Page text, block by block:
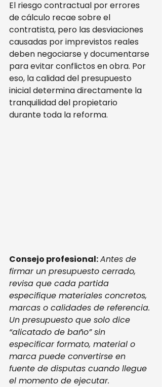
El riesgo contractual por errores
de cálculo recae sobre el
contratista, pero las desviaciones
causadas por imprevistos reales
deben negociarse y documentarse
para evitar conflictos en obra. Por
eso, la calidad del presupuesto
inicial determina directamente la
tranquilidad del propietario
durante toda la reforma.
Consejo profesional:Antes de
firmar un presupuesto cerrado,
revisa que cada partida
especifique materiales concretos,
marcas o calidades de referencia.
Un presupuesto que solo dice
“alicatado de baño” sin
especificar formato, material o
marca puede convertirse en
fuente de disputas cuando llegue
el momento de ejecutar.